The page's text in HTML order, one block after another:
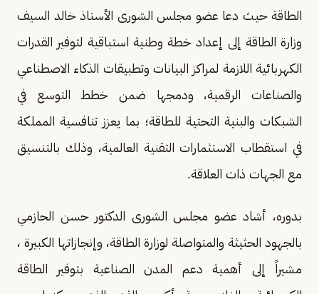
الطاقة حيث دعا عضو مجلس الشورى الأستاذ خالد السيف
وزارة الطاقة إلى إعداد خطة وطنية استباقية لتوفير القدرات
الكهربائية اللازمة لمراكز البيانات وتطبيقات الذكاء الاصطناعي
والصناعات الرقمية، ودمجها ضمن خطط التوسع في
الشبكات والبنية التحتية للطاقة؛ بما يعزز تنافسية المملكة
في استقطاب الاستثمارات التقنية العالمية، وذلك بالتنسيق
مع الجهات ذات العلاقة.
‏بدوره، أشاد عضو مجلس الشورى الدكتور ‏حسن الحازمي
بالجهود الحثيثة والمتواصلة لوزارة الطاقة، وإنجازاتها الكبيرة ،
مشيراً إلى أهمية دعم المدن الصناعية بتوفير الطاقة